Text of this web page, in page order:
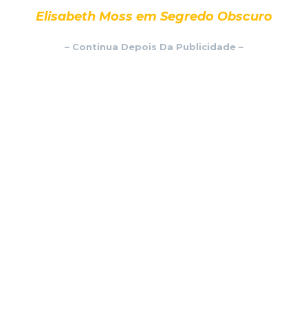
Elisabeth Moss em Segredo Obscuro
– Continua Depois Da Publicidade –